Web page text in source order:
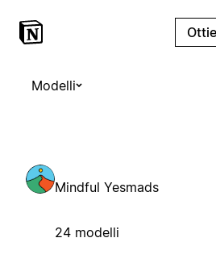
Modelli
Mindful Yesmads
24 modelli